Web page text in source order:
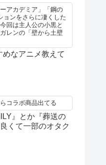
アカデミア」「鋼の
ョンをさらに凄くした
回は主人公の小黒と
レンの「壁から土壁
めなアニメ教えて
コラボ商品出てる
』とか『葬送の
くて一部のオタク